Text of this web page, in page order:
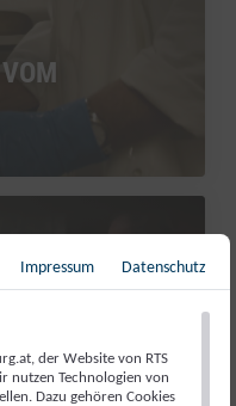
Impressum Datenschutz
der Website von RTS
nutzen Technologien von
Dazu gehören Cookies